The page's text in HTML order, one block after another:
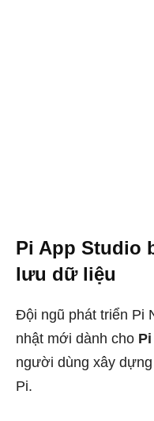
Pi App Studio
lưu dữ liệu
Đội ngũ phát triển Pi
nhật mới dành cho
người dùng xây
Pi.